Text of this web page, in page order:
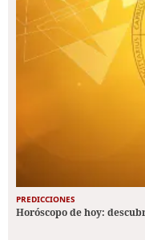
PREDICCIONES
Horóscopo de hoy: